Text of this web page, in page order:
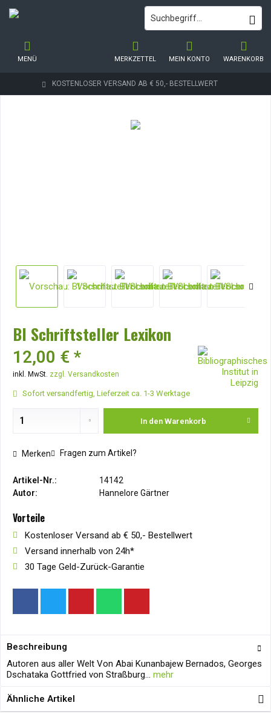
KOSTENLOSER VERSAND AB € 50,- BESTELLWERT
WARENKORB
MERKZETTEL MEIN KONTO
MENÜ
BI Schriftsteller Lexikon
12,00 € *
inkl. MwSt. zzgl. Versandkosten
Sofort versandfertig, Lieferzeit ca. 1-3 Werktage
In den Warenkorb
Merken Fragen zum Artikel?
Artikel-Nr.:
14142
Autor:
Hannelore Gärtner
Vorteile
Kostenloser Versand ab € 50,- Bestellwert
Versand innerhalb von 24h*
30 Tage Geld-Zurück-Garantie
Beschreibung
Autoren aus aller Welt Von Abai Kunanbajew Bernados, Georges
Dschataka Gottfried von Straßburg... mehr
Ähnliche Artikel